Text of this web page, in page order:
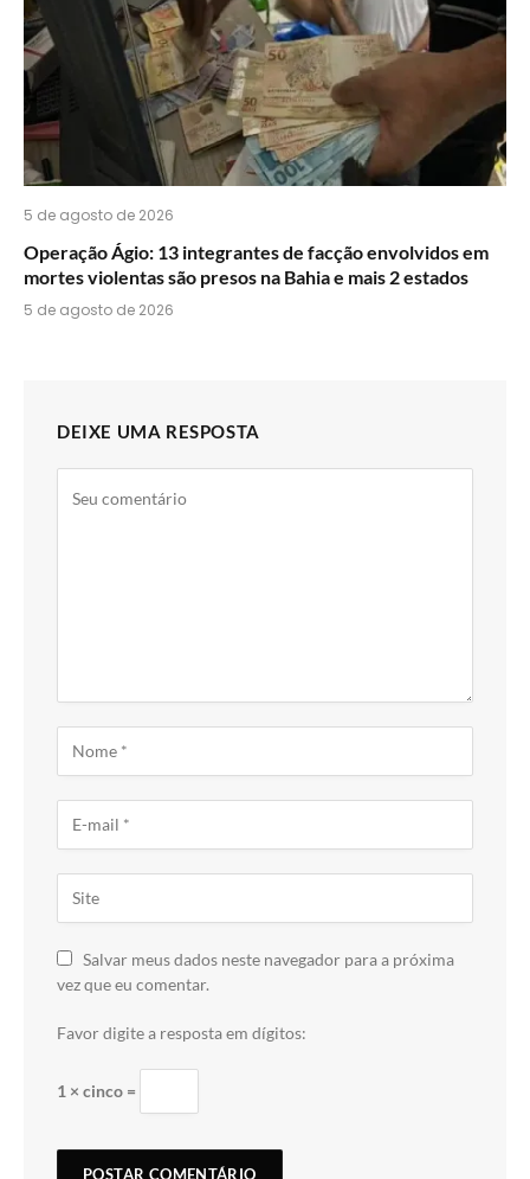
5 de agosto de 2026
Operação Ágio: 13 integrantes de facção envolvidos em
mortes violentas são presos na Bahia e mais 2 estados
5 de agosto de 2026
DEIXE UMA RESPOSTA
Salvar meus dados neste navegador para a próxima
vez que eu comentar.
Favor digite a resposta em dígitos:
1 × cinco =